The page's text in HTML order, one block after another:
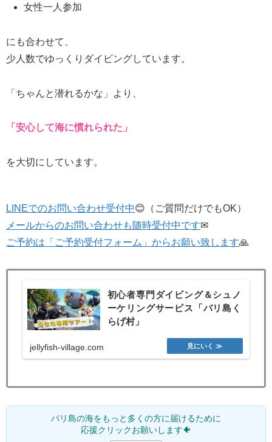
女性一人参加
にも合わせて、
少人数でゆっくりダイビングしています。
「ちゃんと潜れるかな」より、
「安心して海に慣れられた」
を大切にしています。
LINEでのお問い合わせ受付中😊（ご質問だけでもOK）
メールからのお問い合わせも随時受付中です✉
ご予約は「ご予約受付フォーム」からお願い致します🙏
初心者専門ダイビング＆シュノ
ーケリングサービス「バリ島く
らげ村」
jellyfish-village.com
バリ島の海をもっと多くの方に届けるために
応援クリックお願いします🐠